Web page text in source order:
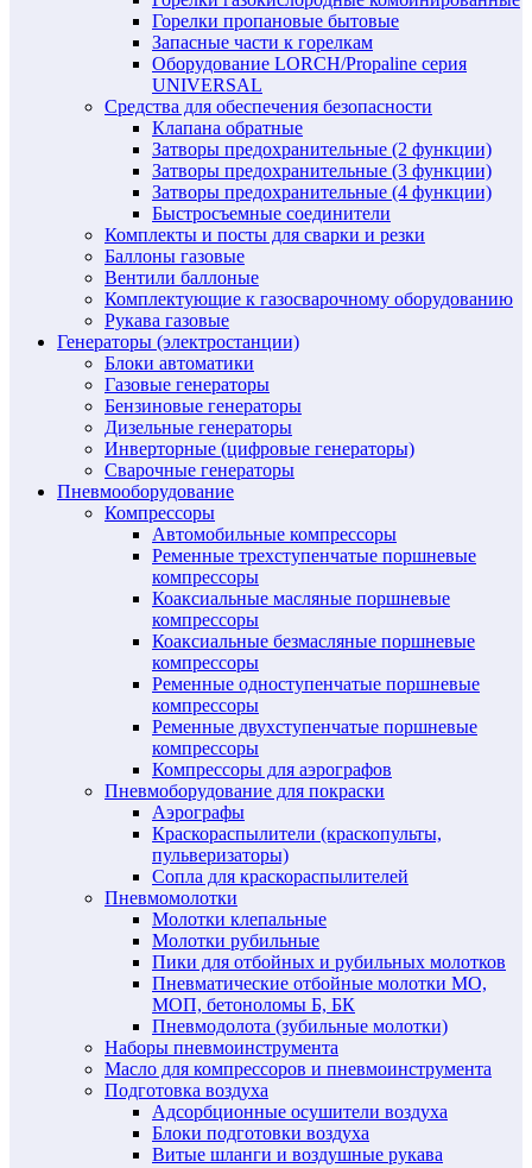
Горелки пропановые бытовые
Запасные части к горелкам
Оборудование LORCH/Propaline серия
UNIVERSAL
Средства для обеспечения безопасности
Клапана обратные
Затворы предохранительные (2 функции)
Затворы предохранительные (3 функции)
Затворы предохранительные (4 функции)
Быстросъемные соединители
Комплекты и посты для сварки и резки
Баллоны газовые
Вентили баллоные
Комплектующие к газосварочному оборудованию
Рукава газовые
Генераторы (электростанции)
Блоки автоматики
Газовые генераторы
Бензиновые генераторы
Дизельные генераторы
Инверторные (цифровые генераторы)
Сварочные генераторы
Пневмооборудование
Компрессоры
Автомобильные компрессоры
Ременные трехступенчатые поршневые
компрессоры
Коаксиальные масляные поршневые
компрессоры
Коаксиальные безмасляные поршневые
компрессоры
Ременные одноступенчатые поршневые
компрессоры
Ременные двухступенчатые поршневые
компрессоры
Компрессоры для аэрографов
Пневмоборудование для покраски
Аэрографы
Краскораспылители (краскопульты,
пульверизаторы)
Сопла для краскораспылителей
Пневмомолотки
Молотки клепальные
Молотки рубильные
Пики для отбойных и рубильных молотков
Пневматические отбойные молотки МО,
МОП, бетоноломы Б, БК
Пневмодолота (зубильные молотки)
Наборы пневмоинструмента
Масло для компрессоров и пневмоинструмента
Подготовка воздуха
Адсорбционные осушители воздуха
Блоки подготовки воздуха
Витые шланги и воздушные рукава